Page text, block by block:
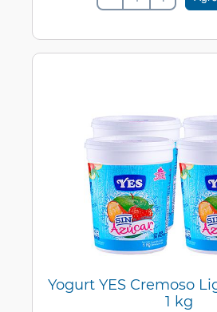
Yogurt YES Cremoso
1 kg